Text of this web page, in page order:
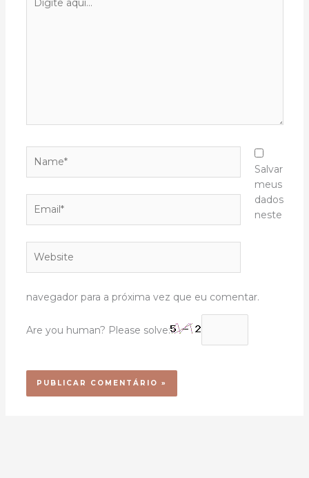
aqui...
Salvar
meus
dados
neste
navegador para a próxima vez que eu comentar.
Are you human? Please solve: